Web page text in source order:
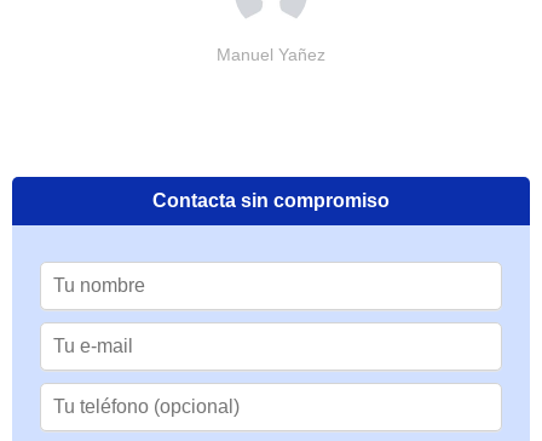
Manuel Yañez
Contacta sin compromiso